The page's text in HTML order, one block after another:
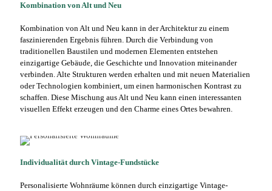
Kombination von Alt und Neu
Kombination von Alt und Neu kann in der Architektur zu einem
faszinierenden Ergebnis führen. Durch die Verbindung von
traditionellen Baustilen und modernen Elementen entstehen
einzigartige Gebäude, die Geschichte und Innovation miteinander
verbinden. Alte Strukturen werden erhalten und mit neuen Materialien
oder Technologien kombiniert, um einen harmonischen Kontrast zu
schaffen. Diese Mischung aus Alt und Neu kann einen interessanten
visuellen Effekt erzeugen und den Charme eines Ortes bewahren.
Individualität durch Vintage-Fundstücke
Personalisierte Wohnräume können durch einzigartige Vintage-